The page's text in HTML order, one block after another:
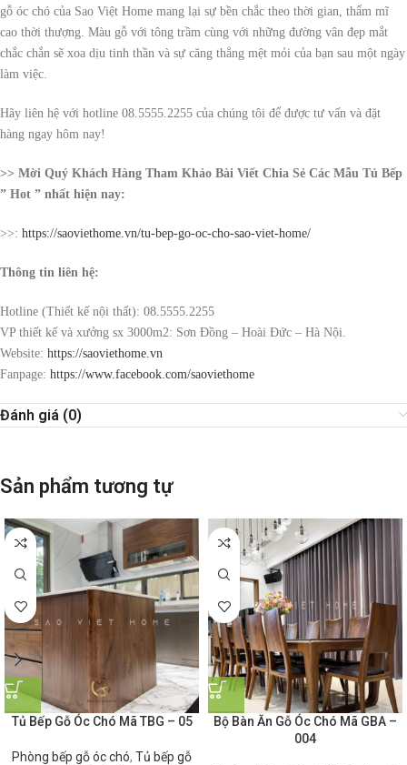
gỗ óc chó của Sao Việt Home mang lại sự bền chắc theo thời gian, thẩm mĩ
cao thời thượng. Màu gỗ với tông trầm cùng với những đường vân đẹp mắt
chắc chắn sẽ xoa dịu tinh thần và sự căng thẳng mệt mỏi của bạn sau một ngày
làm việc.
Hãy liên hệ với hotline 08.5555.2255 của chúng tôi để được tư vấn và đặt
hàng ngay hôm nay!
>> Mời Quý Khách Hàng Tham Khảo Bài Viết Chia Sẻ Các Mẫu Tủ Bếp
” Hot ” nhất hiện nay:
>>: https://saoviethome.vn/tu-bep-go-oc-cho-sao-viet-home/
Thông tin liên hệ:
Hotline (Thiết kế nội thất): 08.5555.2255
VP thiết kế và xưởng sx 3000m2: Sơn Đồng – Hoài Đức – Hà Nội.
Website: https://saoviethome.vn
Fanpage: https://www.facebook.com/saoviethome
Đánh giá (0)
Sản phẩm tương tự
Tủ Bếp Gỗ Óc Chó Mã TBG – 05
Phòng bếp gỗ óc chó, Tủ bếp gỗ
Bộ Bàn Ăn Gỗ Óc Chó Mã GBA –
004